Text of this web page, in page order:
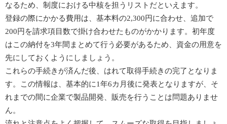
なるため、制度における中核を担うリストだといえます。
登録の際にかかる費用は、基本料の2,300円に合わせ、追加で
200円を請求項目数で掛け合わせたものがかかります。初年度
はこの納付を3年間まとめて行う必要があるため、資金の用意を
先にしておくようにしましょう。
これらの手続きが済んだ後、はれて取得手続きの完了となりま
す。この情報は、基本的に1年6カ月後に発表となりますが、そ
れまでの間に企業で製品開発、販売を行うことは問題ありませ
ん。